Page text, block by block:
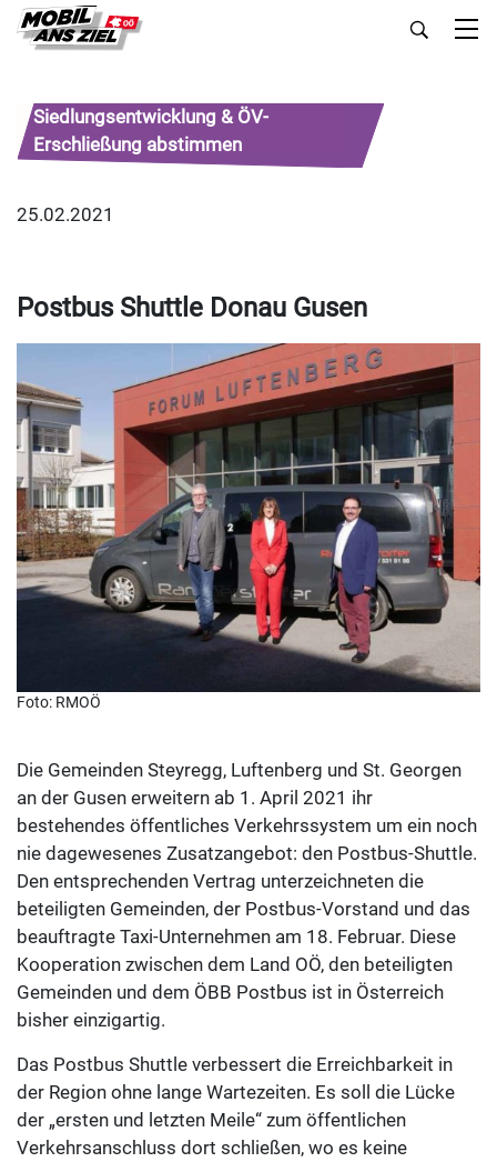
Siedlungsentwicklung & ÖV-
Erschließung abstimmen
25.02.2021
Postbus Shuttle Donau Gusen
Foto: RMOÖ
Die Gemeinden Steyregg, Luftenberg und St. Georgen
an der Gusen erweitern ab 1. April 2021 ihr
bestehendes öffentliches Verkehrssystem um ein noch
nie dagewesenes Zusatzangebot: den Postbus-Shuttle.
Den entsprechenden Vertrag unterzeichneten die
beteiligten Gemeinden, der Postbus-Vorstand und das
beauftragte Taxi-Unternehmen am 18. Februar. Diese
Kooperation zwischen dem Land OÖ, den beteiligten
Gemeinden und dem ÖBB Postbus ist in Österreich
bisher einzigartig.
Das Postbus Shuttle verbessert die Erreichbarkeit in
der Region ohne lange Wartezeiten. Es soll die Lücke
der „ersten und letzten Meile“ zum öffentlichen
Verkehrsanschluss dort schließen, wo es keine